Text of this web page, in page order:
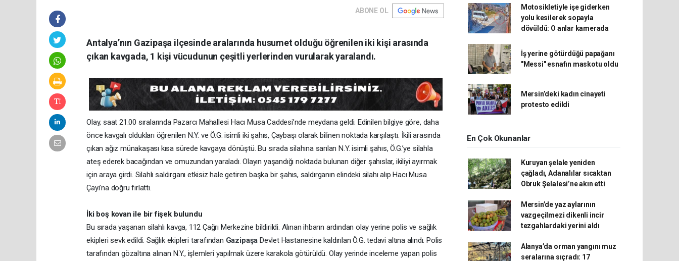
ABONE OL
Antalya’nın Gazipaşa ilçesinde aralarında husumet olduğu öğrenilen iki kişi arasında
çıkan kavgada, 1 kişi vücudunun çeşitli yerlerinden vurularak yaralandı.
Olay, saat 21.00 sıralarında Pazarcı Mahallesi Hacı Musa Caddesi’nde meydana geldi. Edinilen bilgiye göre, daha
önce kavgalı oldukları öğrenilen N.Y. ve Ö.G. isimli iki şahıs, Çaybaşı olarak bilinen noktada karşılaştı. İkili arasında
çıkan ağız münakaşası kısa sürede kavgaya dönüştü. Bu sırada silahına sarılan N.Y. isimli şahıs, Ö.G.’ye silahla
ateş ederek bacağından ve omuzundan yaraladı. Olayın yaşandığı noktada bulunan diğer şahıslar, ikiliyi ayırmak
için araya girdi. Silahlı saldırganı etkisiz hale getiren başka bir şahıs, saldırganın elindeki silahı alıp Hacı Musa
Çayı’na doğru fırlattı.
İki boş kovan ile bir fişek bulundu
Bu sırada yaşanan silahlı kavga, 112 Çağrı Merkezine bildirildi. Alınan ihbarın ardından olay yerine polis ve sağlık
ekipleri sevk edildi. Sağlık ekipleri tarafından Gazipaşa Devlet Hastanesine kaldırılan Ö.G. tedavi altına alındı. Polis
tarafından gözaltına alınan N.Y., işlemleri yapılmak üzere karakola götürüldü. Olay yerinde inceleme yapan polis
Motosikletiyle işe giderken
yolu kesilerek sopayla
dövüldü: O anlar kamerada
İş yerine götürdüğü papağanı
"Messi" esnafın maskotu oldu
Mersin’deki kadın cinayeti
protesto edildi
En Çok Okunanlar
Kuruyan şelale yeniden
çağladı, Adanalılar sıcaktan
Obruk Şelalesi’ne akın etti
Mersin’de yaz aylarının
vazgeçilmezi dikenli incir
tezgahlardaki yerini aldı
Alanya’da orman yangını muz
seralarına sıçradı: 17